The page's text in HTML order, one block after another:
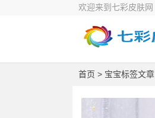
欢迎来到七彩皮肤网
首页 > 宝宝标签文章